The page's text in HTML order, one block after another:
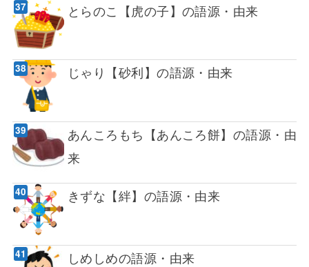
とらのこ【虎の子】の語源・由来
じゃり【砂利】の語源・由来
あんころもち【あんころ餅】の語源・由
来
きずな【絆】の語源・由来
しめしめの語源・由来